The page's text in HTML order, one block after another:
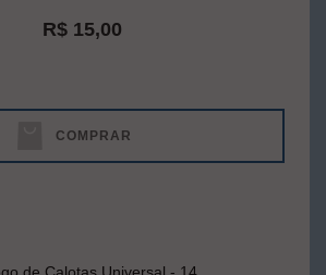
R$ 15,00
COMPRAR